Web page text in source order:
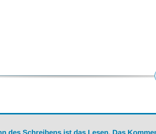
des Schreibens ist das Lesen. Das